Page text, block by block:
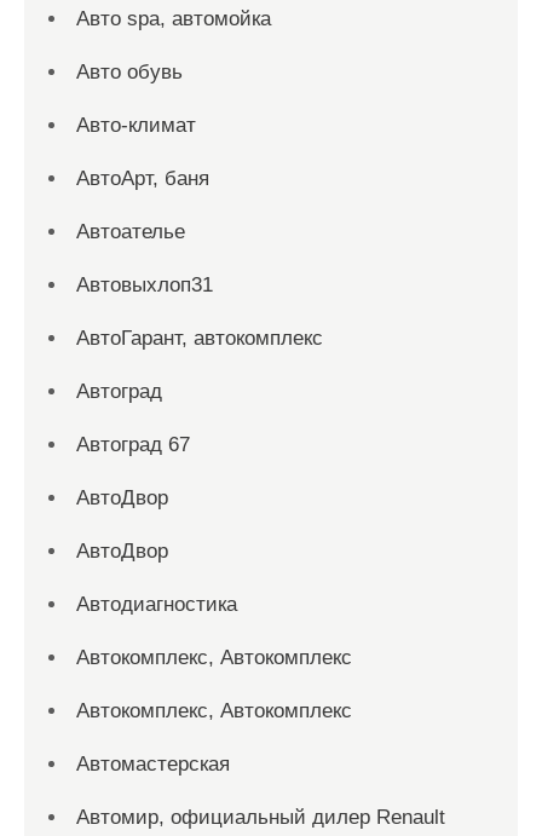
Авто spa, автомойка
Авто обувь
Авто-климат
АвтоАрт, баня
Автоателье
Автовыхлоп31
АвтоГарант, автокомплекс
Автоград
Автоград 67
АвтоДвор
АвтоДвор
Автодиагностика
Автокомплекс, Автокомплекс
Автокомплекс, Автокомплекс
Автомастерская
Автомир, официальный дилер Renault